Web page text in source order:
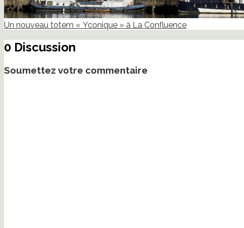
Un nouveau totem « Yconique » à La Confluence
0 Discussion
Soumettez votre commentaire